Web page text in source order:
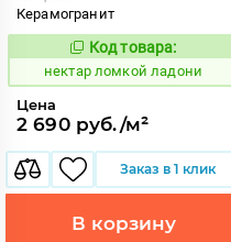
Керамогранит
1131042
Код товара:
нектар ломкой ладони
Цена
2 690 руб./м²
Заказ в 1 клик
В корзину